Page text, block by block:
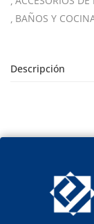
BAÑOS Y
Descripción